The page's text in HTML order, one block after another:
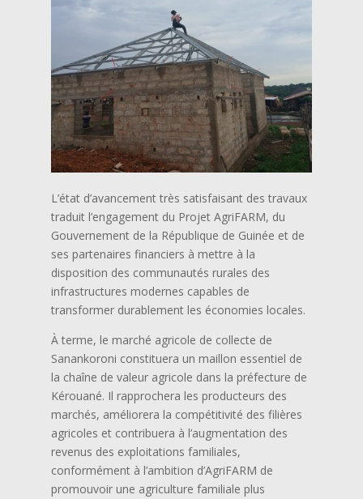
L’état d’avancement très satisfaisant des travaux
traduit l’engagement du Projet AgriFARM, du
Gouvernement de la République de Guinée et de
ses partenaires financiers à mettre à la
disposition des communautés rurales des
infrastructures modernes capables de
transformer durablement les économies locales.
À terme, le marché agricole de collecte de
Sanankoroni constituera un maillon essentiel de
la chaîne de valeur agricole dans la préfecture de
Kérouané. Il rapprochera les producteurs des
marchés, améliorera la compétitivité des filières
agricoles et contribuera à l’augmentation des
revenus des exploitations familiales,
conformément à l’ambition d’AgriFARM de
promouvoir une agriculture familiale plus